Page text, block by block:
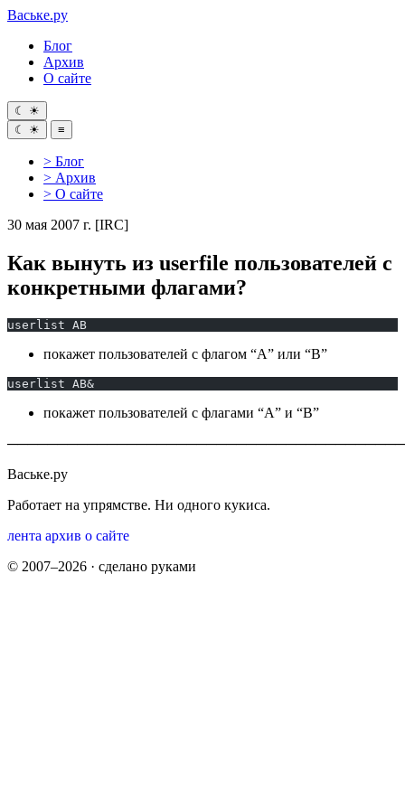
Ваське.ру
Блог
Архив
О сайте
☾
☀
☾
☀ ≡
> Блог
> Архив
> О сайте
30 мая 2007 г. [IRC]
Как вынуть из userfile пользователей с
конкретными флагами?
userlist AB
покажет пользователей с флагом “A” или “B”
userlist AB&
покажет пользователей с флагами “A” и “B”
Ваське.ру
Работает на упрямстве. Ни одного кукиса.
лента архив о сайте
© 2007–2026 · сделано руками